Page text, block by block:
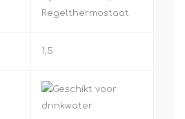
Regelthermostaat
1,5